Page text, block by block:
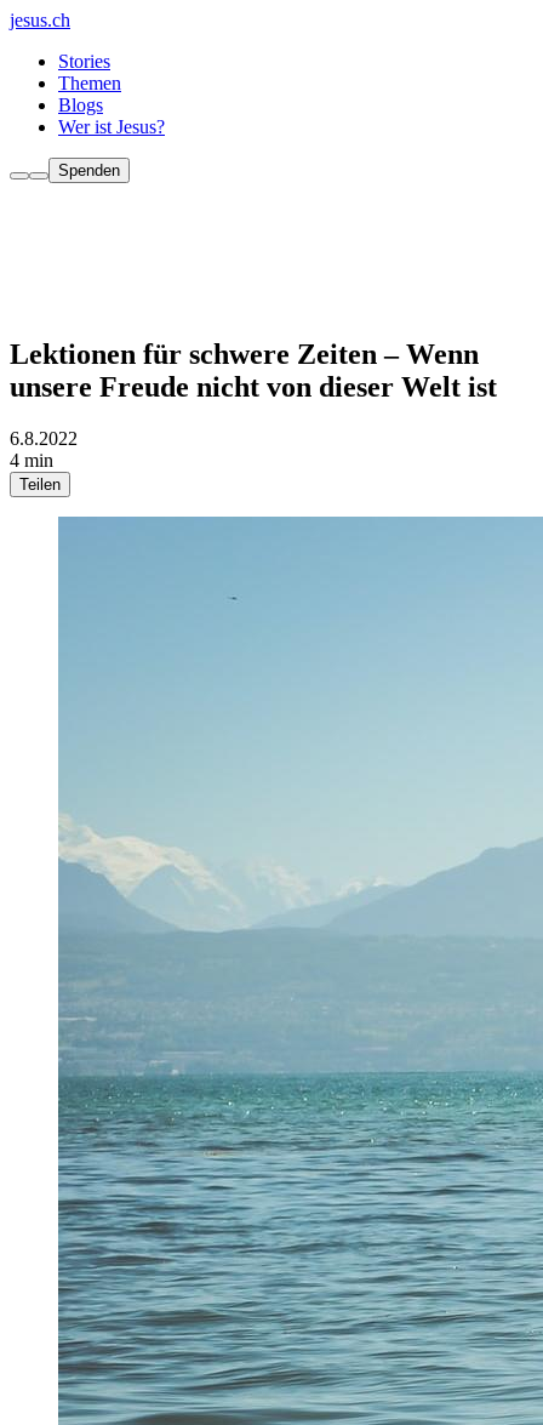
jesus.ch
Stories
Themen
Blogs
Wer ist Jesus?
Spenden
Lektionen für schwere Zeiten – Wenn
unsere Freude nicht von dieser Welt ist
6.8.2022
4 min
Teilen